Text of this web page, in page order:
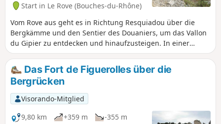
Start in Le Rove (Bouches-du-Rhône)
Vom Rove aus geht es in Richtung Resquiadou über die
Bergkämme und den Sentier des Douaniers, um das Vallon
du Gipier zu entdecken und hinaufzusteigen. In einer
kargen und wilden Umgebung können Sie die Baume des
Pigeons, die Grotte du Blaireau und weiter entfernt die
Grotte des Chauves-souris sehen. Sehr schöne Ausblicke
entlang der gesamten Strecke. Die GPX-Datei kann nützlich
sein.
Das Fort de Figuerolles über die
Bergrücken
Visorando-Mitglied
9,80 km
+359 m
-355 m